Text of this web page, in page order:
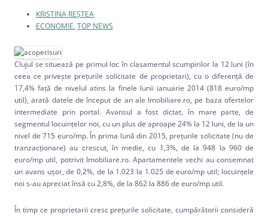
KRISTINA REȘTEA
ECONOMIE, TOP NEWS
Clujul se situează pe primul loc în clasamentul scumpirilor la 12 luni (în
ceea ce privește prețurile solicitate de proprietari), cu o diferență de
17,4% față de nivelul atins la finele lunii ianuarie 2014 (818 euro/mp
util), arată datele de început de an ale Imobiliare.ro, pe baza ofertelor
intermediate prin portal. Avansul a fost dictat, în mare parte, de
segmentul locuințelor noi, cu un plus de aproape 24% la 12 luni, de la un
nivel de 715 euro/mp. În prima lună din 2015, prețurile solicitate (nu de
tranzacționare) au crescut, în medie, cu 1,3%, de la 948 la 960 de
euro/mp util, potrivit Imobiliare.ro. Apartamentele vechi au consemnat
un avans ușor, de 0,2%, de la 1.023 la 1.025 de euro/mp util; locuințele
noi s-au apreciat însă cu 2,8%, de la 862 la 886 de euro/mp util.
În timp ce proprietarii cresc prețurile solicitate, cumpărătorii consideră